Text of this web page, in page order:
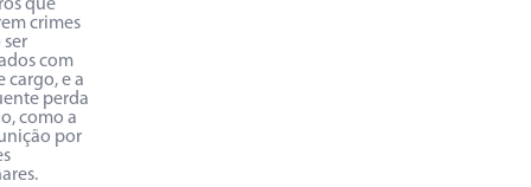
que
crimes
ser
com
cargo, e a
perda
como a
por